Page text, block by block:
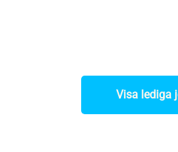
Visa lediga